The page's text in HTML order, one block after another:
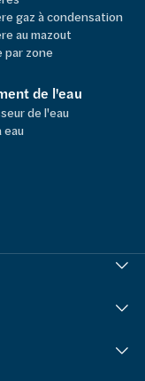
gaz à condensation
au mazout
par zone
de l'eau
de l'eau
eau